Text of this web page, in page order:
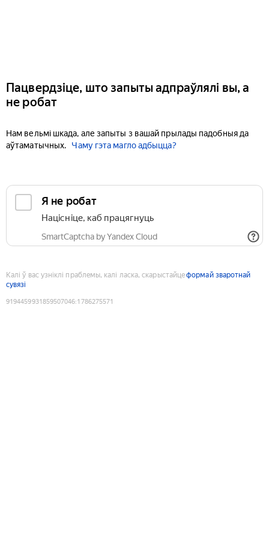
Пацвердзіце, што запыты адпраўлялі вы, а
не робат
Нам вельмі шкада, але запыты з вашай прылады падобныя да
аўтаматычных.
Чаму гэта магло адбыцца?
Я не робат
Націсніце, каб працягнуць
SmartCaptcha by Yandex Cloud
Калі ў вас узніклі праблемы, калі ласка, скарыстайцеформай зваротнай
сувязі
9194459931859507046:1786275571